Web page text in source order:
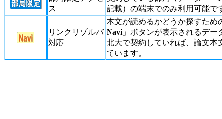
ス
記載）の端末でのみ利用可能で
リンクリゾルバ
対応
本文が読めるかどうか探すため
Navi 」ボタンが表示されるデー
北大で契約していれば、論文本
ています。